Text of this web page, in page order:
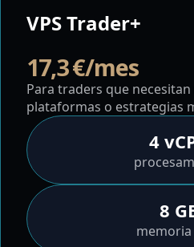
VPS Trader+
17,3 €/mes
Para traders que
plataformas o estrategias
4
8
memoria